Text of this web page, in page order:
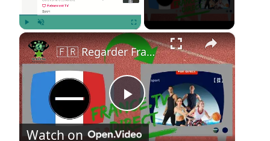
Play Unmute Fullscreen ×
P
🇫🇷 Regarder France TV et les Jeux Olympiques de Paris 2024 depuis l'Étranger Gratuitement ! 📺🏅
Watch on